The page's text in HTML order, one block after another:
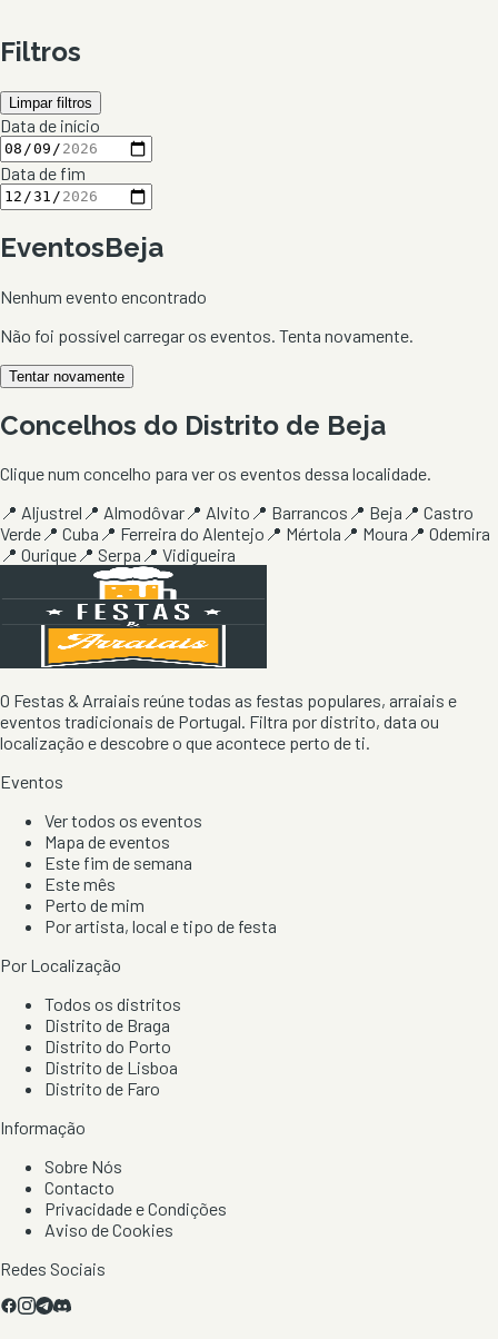
Filtros
Limpar filtros
Data de início
Data de fim
EventosBeja
Nenhum evento encontrado
Não foi possível carregar os eventos. Tenta novamente.
Tentar novamente
Concelhos do Distrito de Beja
Clique num concelho para ver os eventos dessa localidade.
📍 Aljustrel 📍 Almodôvar 📍 Alvito 📍 Barrancos 📍 Beja 📍 Castro
Verde 📍 Cuba 📍 Ferreira do Alentejo 📍 Mértola 📍 Moura 📍 Odemira
📍 Ourique 📍 Serpa 📍 Vidigueira
O Festas & Arraiais reúne todas as festas populares, arraiais e
eventos tradicionais de Portugal. Filtra por distrito, data ou
localização e descobre o que acontece perto de ti.
Eventos
Ver todos os eventos
Mapa de eventos
Este fim de semana
Este mês
Perto de mim
Por artista, local e tipo de festa
Por Localização
Todos os distritos
Distrito de Braga
Distrito do Porto
Distrito de Lisboa
Distrito de Faro
Informação
Sobre Nós
Contacto
Privacidade e Condições
Aviso de Cookies
Redes Sociais